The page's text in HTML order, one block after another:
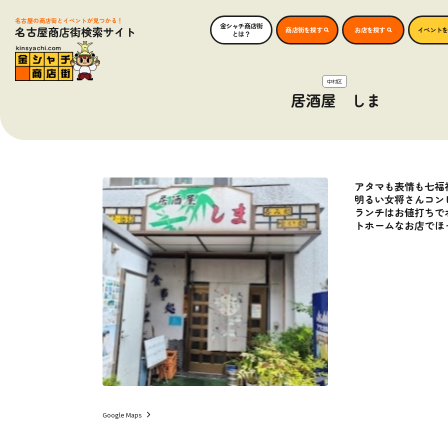
中村区
居酒屋 しま
名古屋の商店街とイベントが見つかる！
名古屋商店街検索サイト
金シャチ商店街
とは？
商店街を探す お店を探す イベント
アタマも表情も七
明るい女将さんコン
ランチはお値打ち
トホームなお店でほ
Google Maps